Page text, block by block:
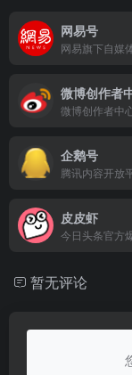
网易号
网易旗下自媒
微博创作者
微博创作者中
企鹅号
腾讯内容开放
皮皮虾
今日头条官方
暂无评论